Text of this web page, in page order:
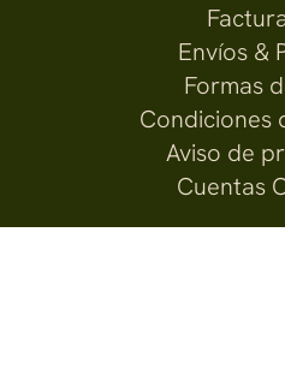
Envíos &
Formas
Condiciones
Aviso de
Cuentas